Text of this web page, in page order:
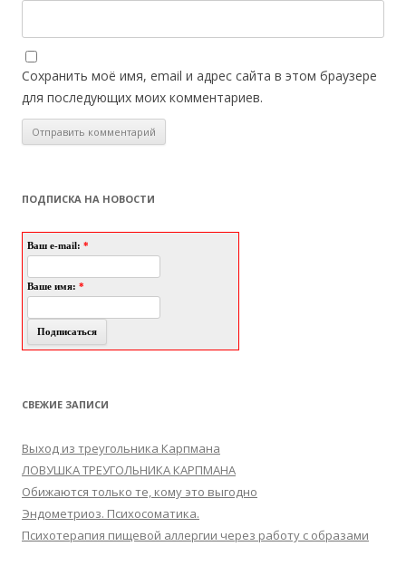
Сохранить моё имя, email и адрес сайта в этом браузере
для последующих моих комментариев.
ПОДПИСКА НА НОВОСТИ
Ваш e-mail: *
Ваше имя: *
СВЕЖИЕ ЗАПИСИ
Выход из треугольника Карпмана
ЛОВУШКА ТРЕУГОЛЬНИКА КАРПМАНА
Обижаются только те, кому это выгодно
Эндометриоз. Психосоматика.
Психотерапия пищевой аллергии через работу с образами